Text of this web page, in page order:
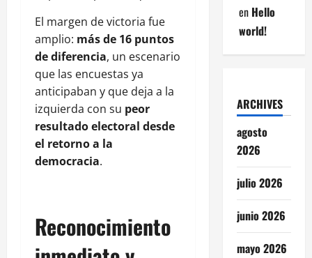
El margen de victoria fue
amplio: más de 16 puntos
de diferencia, un escenario
que las encuestas ya
anticipaban y que deja a la
izquierda con su peor
resultado electoral desde
el retorno a la
democracia.
Reconocimiento
en Hello
world!
ARCHIVES
agosto
2026
julio 2026
junio 2026
mayo 2026